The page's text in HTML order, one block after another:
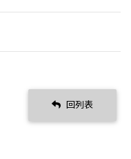
回列表